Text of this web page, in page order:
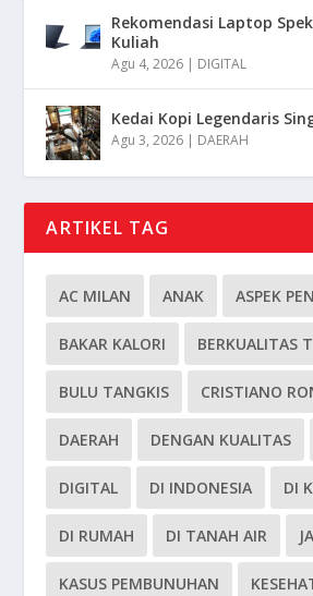
Rekomendasi Laptop
Kuliah
Agu 4, 2026 | DIGITAL
Kedai Kopi Legendaris
Agu 3, 2026 | DAERAH
ARTIKEL TAG
AC MILAN ANAK ASPEK
BAKAR KALORI BERKUALITAS
BULU TANGKIS CRISTIANO
DAERAH DENGAN KUALITAS
DIGITAL DI INDONESIA DI
DI RUMAH DI TANAH AIR
KASUS PEMBUNUHAN